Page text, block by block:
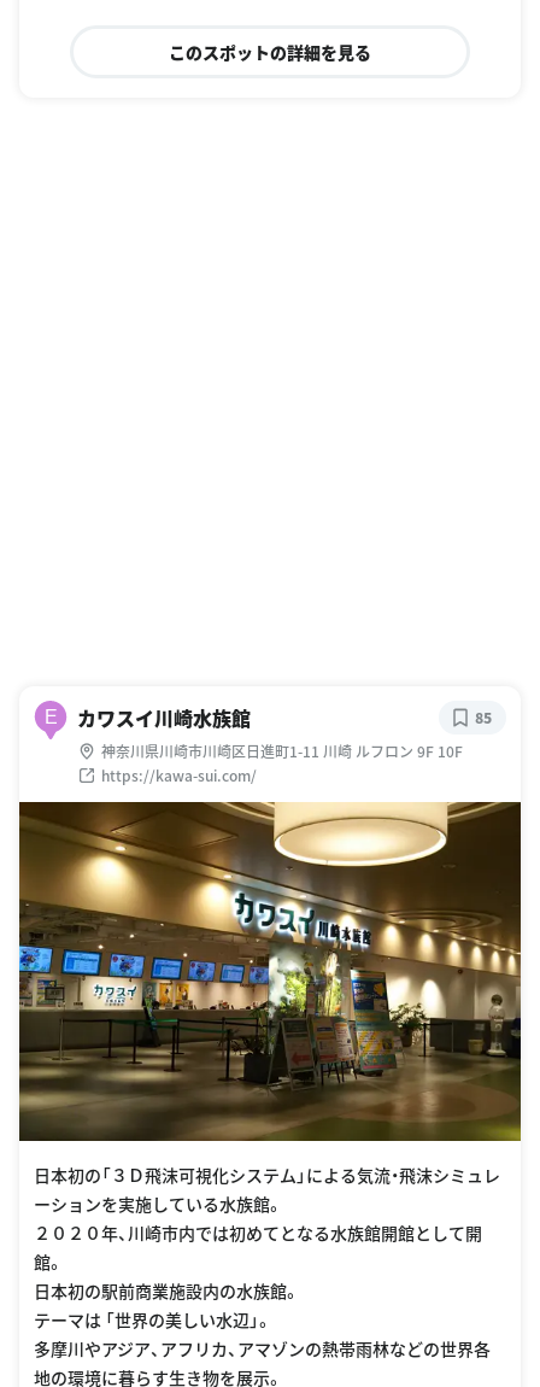
このスポットの詳細を見る
E カワスイ川崎水族館
神奈川県川崎市川崎区日進町1-11 川崎 ルフロン 9F 10F
https://kawa-sui.com/
85
日本初の「３Ｄ飛沫可視化システム」による気流・飛沫シミュレ
ーションを実施している水族館。
２０２０年、川崎市内では初めてとなる水族館開館として開
館。
日本初の駅前商業施設内の水族館。
テーマは 「世界の美しい水辺」。
多摩川やアジア、アフリカ、アマゾンの熱帯雨林などの世界各
地の環境に暮らす生き物を展示。